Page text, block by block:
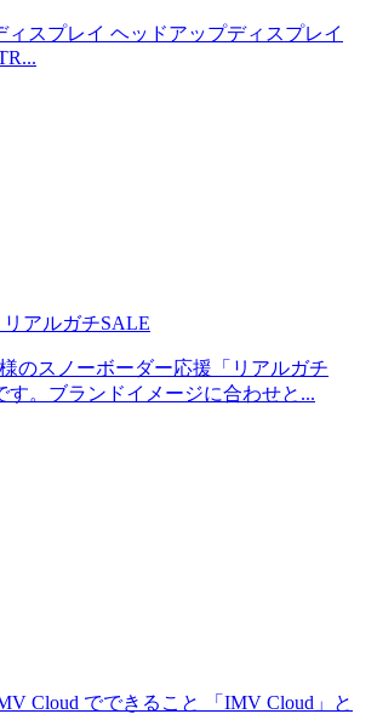
ィスプレイ ヘッドアップディスプレイ
アルガチSALE
のスノーボーダー応援「リアルガチ
す。ブランドイメージに合わせと...
Cloud でできること 「IMV Cloud」と